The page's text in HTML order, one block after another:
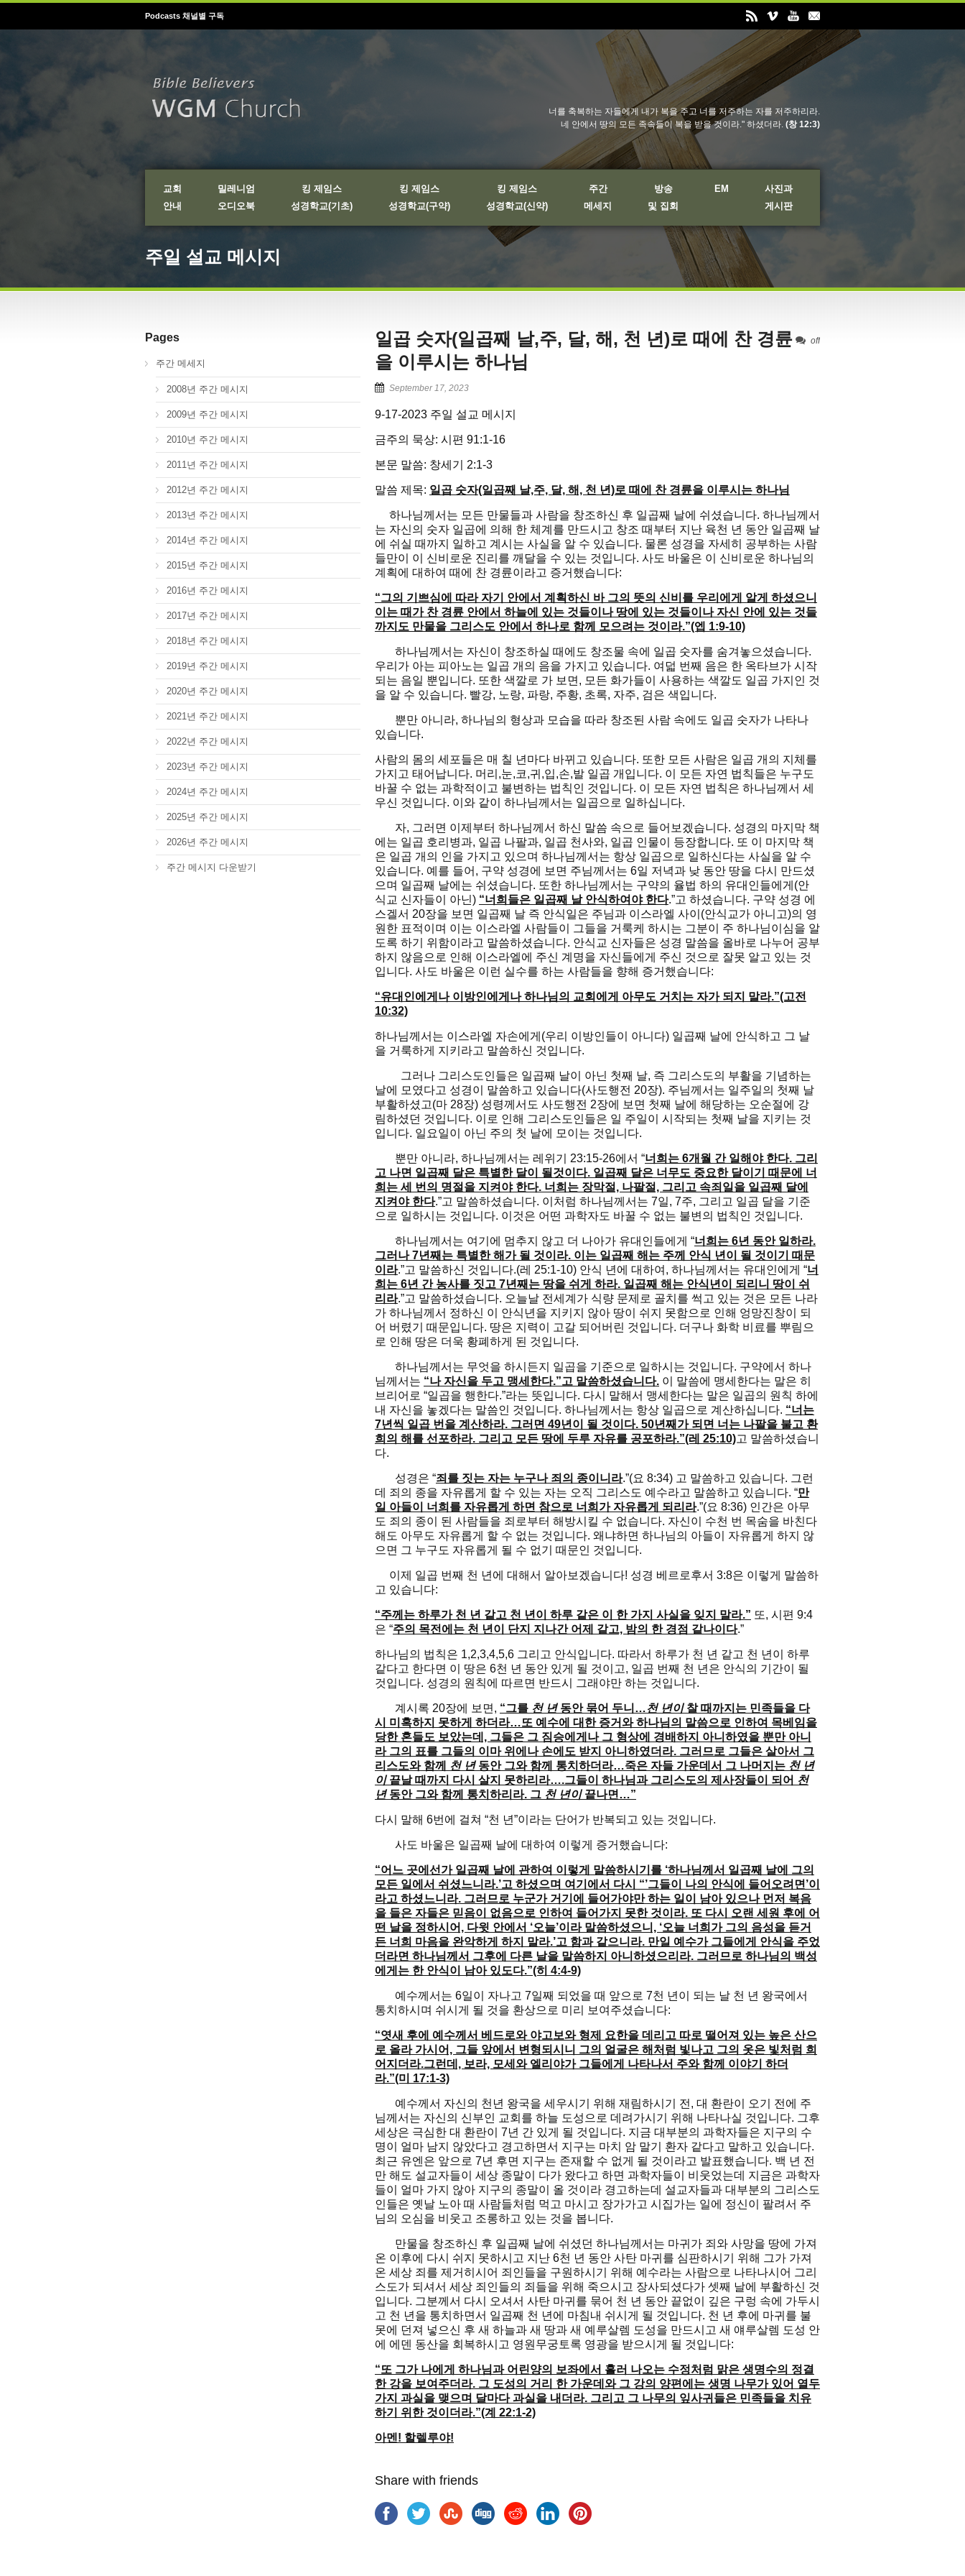
Podcasts 채널별 구독
너를 축복하는 자들에게 내가 복을 주고 너를 저주하는 자를 저주하리라.
네 안에서 땅의 모든 족속들이 복을 받을 것이라." 하셨더라. (창 12:3)
교회
안내
밀레니엄
오디오북
킹 제임스
성경학교(기초)
킹 제임스
성경학교(구약)
킹 제임스
성경학교(신약)
주간
메세지
방송
및 집회
EM
사진과
게시판
주일 설교 메시지
off
일곱 숫자(일곱째 날,주, 달, 해, 천 년)로 때에 찬 경륜
을 이루시는 하나님
September 17, 2023
9-17-2023 주일 설교 메시지
금주의 묵상: 시편 91:1-16
본문 말씀: 창세기 2:1-3
말씀 제목: 일곱 숫자(일곱째 날,주, 달, 해, 천 년)로 때에 찬 경륜을 이루시는 하나님
하나님께서는 모든 만물들과 사람을 창조하신 후 일곱째 날에 쉬셨습니다. 하나님께서
는 자신의 숫자 일곱에 의해 한 체계를 만드시고 창조 때부터 지난 육천 년 동안 일곱째 날
에 쉬실 때까지 일하고 계시는 사실을 알 수 있습니다. 물론 성경을 자세히 공부하는 사람
들만이 이 신비로운 진리를 깨달을 수 있는 것입니다. 사도 바울은 이 신비로운 하나님의
계획에 대하여 때에 찬 경륜이라고 증거했습니다:
“그의 기쁘심에 따라 자기 안에서 계획하신 바 그의 뜻의 신비를 우리에게 알게 하셨으니
이는 때가 찬 경륜 안에서 하늘에 있는 것들이나 땅에 있는 것들이나 자신 안에 있는 것들
까지도 만물을 그리스도 안에서 하나로 함께 모으려는 것이라.”(엡 1:9-10)
하나님께서는 자신이 창조하실 때에도 창조물 속에 일곱 숫자를 숨겨놓으셨습니다.
우리가 아는 피아노는 일곱 개의 음을 가지고 있습니다. 여덟 번째 음은 한 옥타브가 시작
되는 음일 뿐입니다. 또한 색깔로 가 보면, 모든 화가들이 사용하는 색깔도 일곱 가지인 것
을 알 수 있습니다. 빨강, 노랑, 파랑, 주황, 초록, 자주, 검은 색입니다.
뿐만 아니라, 하나님의 형상과 모습을 따라 창조된 사람 속에도 일곱 숫자가 나타나
있습니다.
사람의 몸의 세포들은 매 칠 년마다 바뀌고 있습니다. 또한 모든 사람은 일곱 개의 지체를
가지고 태어납니다. 머리,눈,코,귀,입,손,발 일곱 개입니다. 이 모든 자연 법칙들은 누구도
바꿀 수 없는 과학적이고 불변하는 법칙인 것입니다. 이 모든 자연 법칙은 하나님께서 세
우신 것입니다. 이와 같이 하나님께서는 일곱으로 일하십니다.
자, 그러면 이제부터 하나님께서 하신 말씀 속으로 들어보겠습니다. 성경의 마지막 책
에는 일곱 호리병과, 일곱 나팔과, 일곱 천사와, 일곱 인물이 등장합니다. 또 이 마지막 책
은 일곱 개의 인을 가지고 있으며 하나님께서는 항상 일곱으로 일하신다는 사실을 알 수
있습니다. 예를 들어, 구약 성경에 보면 주님께서는 6일 저녁과 낮 동안 땅을 다시 만드셨
으며 일곱째 날에는 쉬셨습니다. 또한 하나님께서는 구약의 율법 하의 유대인들에게(안
식교 신자들이 아닌) “너희들은 일곱째 날 안식하여야 한다.”고 하셨습니다. 구약 성경 에
스겔서 20장을 보면 일곱째 날 즉 안식일은 주님과 이스라엘 사이(안식교가 아니고)의 영
원한 표적이며 이는 이스라엘 사람들이 그들을 거룩케 하시는 그분이 주 하나님이심을 알
도록 하기 위함이라고 말씀하셨습니다. 안식교 신자들은 성경 말씀을 올바로 나누어 공부
하지 않음으로 인해 이스라엘에 주신 계명을 자신들에게 주신 것으로 잘못 알고 있는 것
입니다. 사도 바울은 이런 실수를 하는 사람들을 향해 증거했습니다:
“유대인에게나 이방인에게나 하나님의 교회에게 아무도 거치는 자가 되지 말라.”(고전
10:32)
하나님께서는 이스라엘 자손에게(우리 이방인들이 아니다) 일곱째 날에 안식하고 그 날
을 거룩하게 지키라고 말씀하신 것입니다.
그러나 그리스도인들은 일곱째 날이 아닌 첫째 날, 즉 그리스도의 부활을 기념하는
날에 모였다고 성경이 말씀하고 있습니다(사도행전 20장). 주님께서는 일주일의 첫째 날
부활하셨고(마 28장) 성령께서도 사도행전 2장에 보면 첫째 날에 해당하는 오순절에 강
림하셨던 것입니다. 이로 인해 그리스도인들은 일 주일이 시작되는 첫째 날을 지키는 것
입니다. 일요일이 아닌 주의 첫 날에 모이는 것입니다.
뿐만 아니라, 하나님께서는 레위기 23:15-26에서 “너희는 6개월 간 일해야 한다. 그리
고 나면 일곱째 달은 특별한 달이 될것이다. 일곱째 달은 너무도 중요한 달이기 때문에 너
희는 세 번의 명절을 지켜야 한다. 너희는 장막절, 나팔절, 그리고 속죄일을 일곱째 달에
지켜야 한다.”고 말씀하셨습니다. 이처럼 하나님께서는 7일, 7주, 그리고 일곱 달을 기준
으로 일하시는 것입니다. 이것은 어떤 과학자도 바꿀 수 없는 불변의 법칙인 것입니다.
하나님께서는 여기에 멈추지 않고 더 나아가 유대인들에게 “너희는 6년 동안 일하라.
그러나 7년째는 특별한 해가 될 것이라. 이는 일곱째 해는 주께 안식 년이 될 것이기 때문
이라.”고 말씀하신 것입니다.(레 25:1-10) 안식 년에 대하여, 하나님께서는 유대인에게 “너
희는 6년 간 농사를 짓고 7년째는 땅을 쉬게 하라. 일곱째 해는 안식년이 되리니 땅이 쉬
리라.”고 말씀하셨습니다. 오늘날 전세계가 식량 문제로 골치를 썩고 있는 것은 모든 나라
가 하나님께서 정하신 이 안식년을 지키지 않아 땅이 쉬지 못함으로 인해 엉망진창이 되
어 버렸기 때문입니다. 땅은 지력이 고갈 되어버린 것입니다. 더구나 화학 비료를 뿌림으
로 인해 땅은 더욱 황폐하게 된 것입니다.
하나님께서는 무엇을 하시든지 일곱을 기준으로 일하시는 것입니다. 구약에서 하나
님께서는 “나 자신을 두고 맹세한다.”고 말씀하셨습니다. 이 말씀에 맹세한다는 말은 히
브리어로 “일곱을 행한다.”라는 뜻입니다. 다시 말해서 맹세한다는 말은 일곱의 원칙 하에
내 자신을 놓겠다는 말씀인 것입니다. 하나님께서는 항상 일곱으로 계산하십니다. “너는
7년씩 일곱 번을 계산하라. 그러면 49년이 될 것이다. 50년째가 되면 너는 나팔을 불고 환
희의 해를 선포하라. 그리고 모든 땅에 두루 자유를 공포하라.”(레 25:10)고 말씀하셨습니
다.
성경은 “죄를 짓는 자는 누구나 죄의 종이니라.”(요 8:34) 고 말씀하고 있습니다. 그런
데 죄의 종을 자유롭게 할 수 있는 자는 오직 그리스도 예수라고 말씀하고 있습니다. “만
일 아들이 너희를 자유롭게 하면 참으로 너희가 자유롭게 되리라.”(요 8:36) 인간은 아무
도 죄의 종이 된 사람들을 죄로부터 해방시킬 수 없습니다. 자신이 수천 번 목숨을 바친다
해도 아무도 자유롭게 할 수 없는 것입니다. 왜냐하면 하나님의 아들이 자유롭게 하지 않
으면 그 누구도 자유롭게 될 수 없기 때문인 것입니다.
이제 일곱 번째 천 년에 대해서 알아보겠습니다! 성경 베르로후서 3:8은 이렇게 말씀하
고 있습니다:
“주께는 하루가 천 년 같고 천 년이 하루 같은 이 한 가지 사실을 잊지 말라.” 또, 시편 9:4
은 “주의 목전에는 천 년이 단지 지나간 어제 같고, 밤의 한 경점 같나이다.”
하나님의 법칙은 1,2,3,4,5,6 그리고 안식입니다. 따라서 하루가 천 년 같고 천 년이 하루
같다고 한다면 이 땅은 6천 년 동안 있게 될 것이고, 일곱 번째 천 년은 안식의 기간이 될
것입니다. 성경의 원칙에 따르면 반드시 그래야만 하는 것입니다.
계시록 20장에 보면, “그를 천 년동안 묶어 두니…천 년이찰 때까지는 민족들을 다
시 미혹하지 못하게 하더라…또 예수에 대한 증거와 하나님의 말씀으로 인하여 목베임을
당한 혼들도 보았는데, 그들은 그 짐승에게나 그 형상에 경배하지 아니하였을 뿐만 아니
라 그의 표를 그들의 이마 위에나 손에도 받지 아니하였더라. 그러므로 그들은 살아서 그
리스도와 함께
천 년동안 그와 함께 통치하더라…죽은 자들 가운데서 그 나머지는 천 년
이끝날 때까지 다시 살지 못하리라….그들이 하나님과 그리스도의 제사장들이 되어 천
년동안 그와 함께 통치하리라. 그 천 년이끝나면…”
다시 말해 6번에 걸쳐 “천 년”이라는 단어가 반복되고 있는 것입니다.
사도 바울은 일곱째 날에 대하여 이렇게 증거했습니다:
“어느 곳에선가 일곱째 날에 관하여 이렇게 말씀하시기를 ‘하나님께서 일곱째 날에 그의
모든 일에서 쉬셨느니라.’고 하셨으며 여기에서 다시 “’그들이 나의 안식에 들어오려면’이
라고 하셨느니라. 그러므로 누군가 거기에 들어가야만 하는 일이 남아 있으나 먼저 복음
을 들은 자들은 믿음이 없음으로 인하여 들어가지 못한 것이라. 또 다시 오랜 세원 후에 어
떤 날을 정하시어, 다윗 안에서 ‘오늘’이라 말씀하셨으니, ‘오늘 너희가 그의 음성을 듣거
든 너희 마음을 완악하게 하지 말라.’고 함과 같으니라. 만일 예수가 그들에게 안식을 주었
더라면 하나님께서 그후에 다른 날을 말씀하지 아니하셨으리라. 그러므로 하나님의 백성
에게는 한 안식이 남아 있도다.”(히 4:4-9)
예수께서는 6일이 자나고 7일째 되었을 때 앞으로 7천 년이 되는 날 천 년 왕국에서
통치하시며 쉬시게 될 것을 환상으로 미리 보여주셨습니다:
“엿새 후에 예수께서 베드로와 야고보와 형제 요한을 데리고 따로 떨어져 있는 높은 산으
로 올라 가시어, 그들 앞에서 변형되시니 그의 얼굴은 해처럼 빛나고 그의 옷은 빛처럼 희
어지더라.그런데, 보라, 모세와 엘리야가 그들에게 나타나서 주와 함께 이야기 하더
라.”(미 17:1-3)
예수께서 자신의 천년 왕국을 세우시기 위해 재림하시기 전, 대 환란이 오기 전에 주
님께서는 자신의 신부인 교회를 하늘 도성으로 데려가시기 위해 나타나실 것입니다. 그후
세상은 극심한 대 환란이 7년 간 있게 될 것입니다. 지금 대부분의 과학자들은 지구의 수
명이 얼마 남지 않았다고 경고하면서 지구는 마치 암 말기 환자 같다고 말하고 있습니다.
최근 유엔은 앞으로 7년 후면 지구는 존재할 수 없게 될 것이라고 발표했습니다. 백 년 전
만 해도 설교자들이 세상 종말이 다가 왔다고 하면 과학자들이 비웃었는데 지금은 과학자
들이 얼마 가지 않아 지구의 종말이 올 것이라 경고하는데 설교자들과 대부분의 그리스도
인들은 옛날 노아 때 사람들처럼 먹고 마시고 장가가고 시집가는 일에 정신이 팔려서 주
님의 오심을 비웃고 조롱하고 있는 것을 봅니다.
만물을 창조하신 후 일곱째 날에 쉬셨던 하나님께서는 마귀가 죄와 사망을 땅에 가져
온 이후에 다시 쉬지 못하시고 지난 6천 년 동안 사탄 마귀를 심판하시기 위해 그가 가져
온 세상 죄를 제거히시어 죄인들을 구원하시기 위해 예수라는 사람으로 나타나시어 그리
스도가 되셔서 세상 죄인들의 죄들을 위해 죽으시고 장사되셨다가 셋째 날에 부활하신 것
입니다. 그분께서 다시 오셔서 사탄 마귀를 묶어 천 년 동안 끝없이 깊은 구렁 속에 가두시
고 천 년을 통치하면서 일곱째 천 년에 마침내 쉬시게 될 것입니다. 천 년 후에 마귀를 불
못에 던져 넣으신 후 새 하늘과 새 땅과 새 예루살렘 도성을 만드시고 새 얘루살렘 도성 안
에 에덴 동산을 회복하시고 영원무궁토록 영광을 받으시게 될 것입니다:
“또 그가 나에게 하나님과 어린양의 보좌에서 흘러 나오는 수정처럼 맑은 생명수의 정결
한 강을 보여주더라. 그 도성의 거리 한 가운데와 그 강의 양편에는 생명 나무가 있어 열두
가지 과실을 맺으며 달마다 과실을 내더라. 그리고 그 나무의 잎사귀들은 민족들을 치유
하기 위한 것이더라.”(계 22:1-2)
아멘! 할렐루야!
Share with friends
Pages
주간 메세지
2008년 주간 메시지
2009년 주간 메시지
2010년 주간 메시지
2011년 주간 메시지
2012년 주간 메시지
2013년 주간 메시지
2014년 주간 메시지
2015년 주간 메시지
2016년 주간 메시지
2017년 주간 메시지
2018년 주간 메시지
2019년 주간 메시지
2020년 주간 메시지
2021년 주간 메시지
2022년 주간 메시지
2023년 주간 메시지
2024년 주간 메시지
2025년 주간 메시지
2026년 주간 메시지
주간 메시지 다운받기